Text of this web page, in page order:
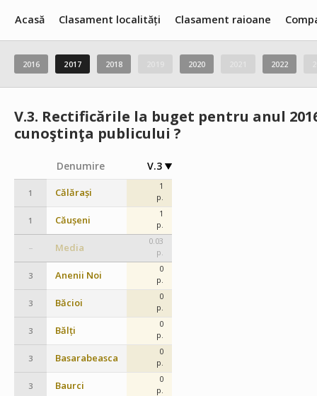
Acasă Clasament localități Clasament raioane
2016 2017 2018 2020 2022
V.3. Rectificările la buget pentru anul
cunoştinţa publicului ?
Denumire V.3
1 Călărași
1
p.
1 Căușeni
1
p.
– Media
0.03
p.
3 Anenii Noi
0
p.
3 Băcioi
0
p.
3 Bălți
0
p.
3 Basarabeasca
0
p.
3 Baurci
0
p.